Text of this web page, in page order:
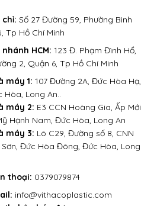
Số 27 Đường 59, Phường Bình
Tp Hồ Chí Minh
thoại: 0379079874
info@vithacoplastic.com
máy 1: 107 Đường 2A, Đức Hòa Hạ,
Hòa, Long An..
máy 2: E3 CCN Hoàng Gia, Ấp Mới
Hạnh Nam, Đức Hòa, Long An
máy 3: Lô C29, Đường số 8, CNN
Sơn, Đức Hòa Đông, Đức Hòa, Long
nhánh HCM: 123 Đ. Phạm Đình Hổ,
2, Quận 6, Tp Hồ Chí Minh